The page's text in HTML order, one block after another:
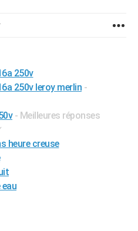
250v
250v leroy merlin -
- Meilleures réponses
heure creuse